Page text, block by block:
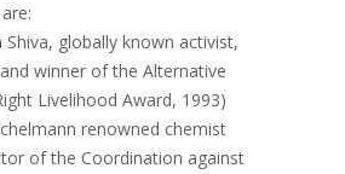
Shiva, globally known activist,
winner of the Alternative
Livelihood Award, 1993)
renowned chemist
of the Coordination against